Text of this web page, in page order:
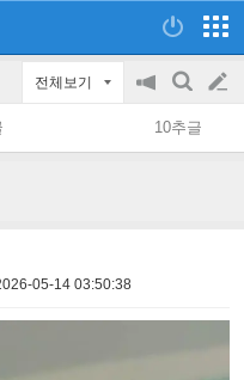
전체보기
공
지
on/off
검
색
글
쓰
10추글
05-14 03:50:38